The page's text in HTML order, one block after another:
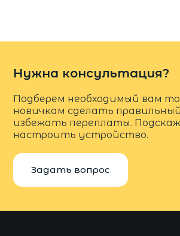
Нужна консультация?
Подберем необходимый вам
новичкам сделать
избежать переплаты.
настроить устройство.
Задать вопрос